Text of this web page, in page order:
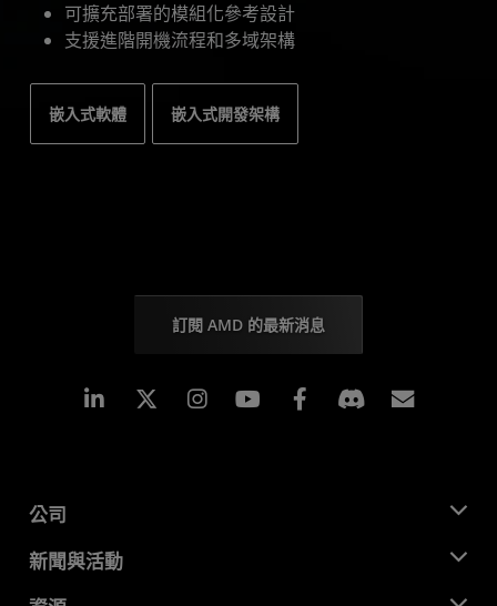
可擴充部署的模組化參考設計
支援進階開機流程和多域架構
嵌入式軟體 嵌入式開發架構
訂閱 AMD 的最新消息
Linkedin Instagram Facebook
公司
關於 AMD
新聞與活動